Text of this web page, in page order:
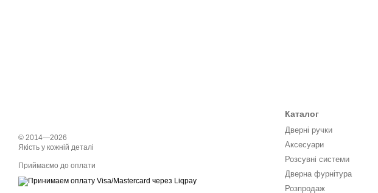
© 2014—2026
Якість у кожній деталі
Приймаємо до оплати
Каталог
Дверні ручки
Аксесуари
Розсувні системи
Дверна фурнітура
Розпродаж